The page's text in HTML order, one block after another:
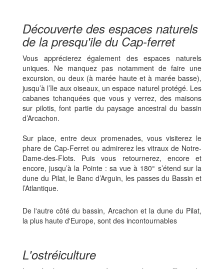
Découverte des espaces naturels
de la presqu'ile du Cap-ferret
Vous apprécierez également des espaces naturels
uniques. Ne manquez pas notamment de faire une
excursion, ou deux (à marée haute et à marée basse),
jusqu’à l’île aux oiseaux, un espace naturel protégé. Les
cabanes tchanquées que vous y verrez, des maisons
sur pilotis, font partie du paysage ancestral du bassin
d’Arcachon.
Sur place, entre deux promenades, vous visiterez le
phare de Cap-Ferret ou admirerez les vitraux de Notre-
Dame-des-Flots. Puis vous retournerez, encore et
encore, jusqu’à la Pointe : sa vue à 180° s’étend sur la
dune du Pilat, le Banc d’Arguin, les passes du Bassin et
l’Atlantique.
De l'autre côté du bassin, Arcachon et la dune du Pilat,
la plus haute d'Europe, sont des incontournables
L'ostréiculture